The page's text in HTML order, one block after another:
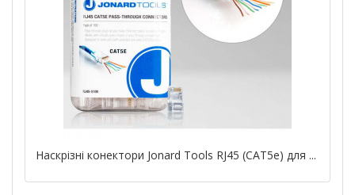
Наскрізні конектори Jonard Tools RJ45 (CAT5e) для ...